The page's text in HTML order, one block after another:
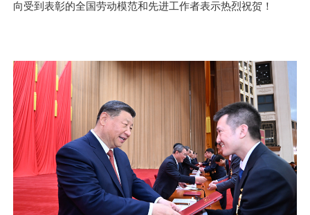
向受到表彰的全国劳动模范和先进工作者表示热烈祝贺！